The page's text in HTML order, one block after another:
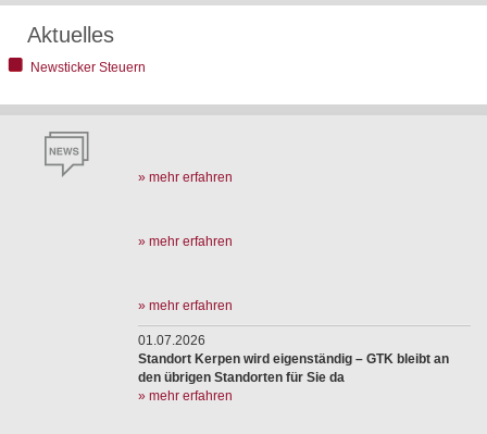
Aktuelles
Newsticker Steuern
» mehr erfahren
» mehr erfahren
» mehr erfahren
01.07.2026
Standort Kerpen wird eigenständig – GTK bleibt an
den übrigen Standorten für Sie da
» mehr erfahren